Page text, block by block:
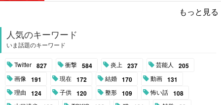
もっと見る
人気のキーワード
いま話題のキーワード
Twitter 827 衝撃 584 炎上 237 芸能人 205
画像 191 現在 172 結婚 170 動画 131
理由 124 子供 120 整形 109 怖い話 108